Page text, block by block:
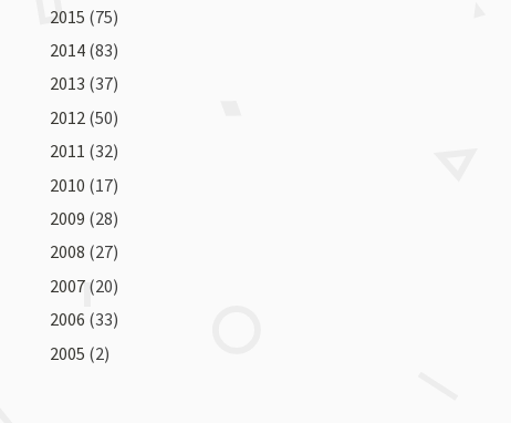
2015 (75)
2014 (83)
2013 (37)
2012 (50)
2011 (32)
2010 (17)
2009 (28)
2008 (27)
2007 (20)
2006 (33)
2005 (2)